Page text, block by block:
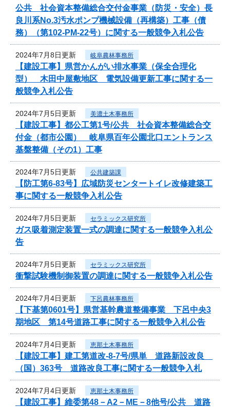
公共 社会資本整備総合交付金事業（防災・安全）長
良川系No.3汚水ポンプ機械設備（再構築）工事（債
務）（第102-PM-22号）に関する一般競争入札公告
2024年7月8日更新 岐阜農林事務所
【建設工事】県営かんがい排水事業（保全合理化
型） 木田中屋敷地区 電気設備更新工事に関する一
般競争入札公告
2024年7月5日更新 美濃土木事務所
【建設工事】都公工第1号/公共 社会資本整備総合交
付金（都市公園） 岐阜県百年公園北口エントランス
基盤整備（その1）工事
2024年7月5日更新 公共建築課
【防工第6-83号】広域防災センタートイレ改修建築工
事に関する一般競争入札公告
2024年7月5日更新 セラミックス研究所
ガス吸着測定装置一式の調達に関する一般競争入札公
告
2024年7月5日更新 セラミックス研究所
衝撃試験機制御装置の調達に関する一般競争入札公告
2024年7月4日更新 下呂農林事務所
【下基第0601号】県営基幹農道整備事業 下呂中央3
期地区 第14号道路工事に関する一般競争入札公告
2024年7月4日更新 恵那土木事務所
【建設工事】建工第道改-8-7号/県単 道路新設改良
（国）363号 道路改良工事に関する一般競争入札
2024年7月4日更新 恵那土木事務所
【建設工事】維委第48－A2－ME－8他号/公共 道路